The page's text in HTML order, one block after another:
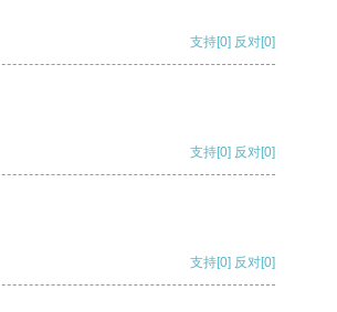
支持[0] 反对[0]
支持[0] 反对[0]
支持[0] 反对[0]